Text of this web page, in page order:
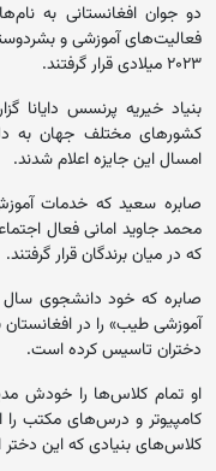
دو جوان افغانستانی به
فعالیت‌های آموزشی‌ و
۲۰۲۳ میلادی قرار گرفتند.
بنیاد خیریه پرنسس
کشورهای مختلف جهان به
امسال این جایزه اعلام شدند.
صابره سعید که خدمات آموزش
محمد جاوید امانی فعال
که در میان برندگان قرار گرفتند.
صابره که خود دانشجوی
آموزشی طیب» را در افغانستان
دختران تاسیس کرده است.
او تمام کلاس‌ها را خودش
کلاس‌های بنیادی که این دختر